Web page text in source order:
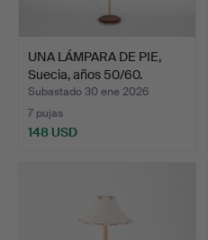
UNA LÁMPARA DE PIE,
Suecia, años 50/60.
Subastado 30 ene 2026
7 pujas
148 USD